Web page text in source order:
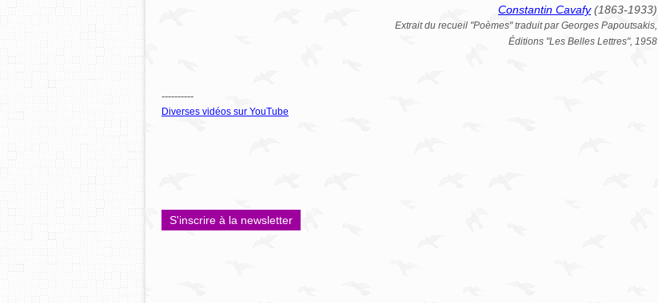
Constantin Cavafy(1863-1933)
Extrait du recueil "Poèmes" traduit par Georges Papoutsakis,
Éditions "Les Belles Lettres", 1958
----------
Diverses vidéos sur YouTube
S'inscrire à la newsletter